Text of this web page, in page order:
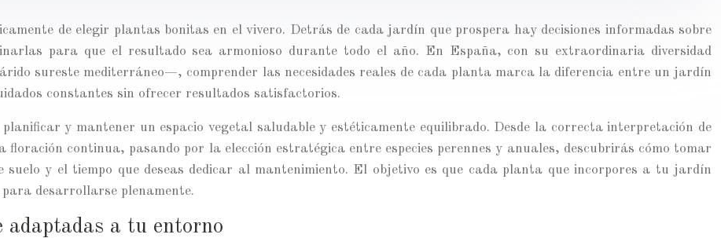
de elegir plantas bonitas en el vivero. Detrás de cada jardín que prospera hay decisiones informadas sobre
para que el resultado sea armonioso durante todo el año. En España, con su extraordinaria diversidad
sureste mediterráneo—, comprender las necesidades reales de cada planta marca la diferencia entre un jardín
constantes sin ofrecer resultados satisfactorios.
y mantener un espacio vegetal saludable y estéticamente equilibrado. Desde la correcta interpretación de
continua, pasando por la elección estratégica entre especies perennes y anuales, descubrirás cómo tomar
y el tiempo que deseas dedicar al mantenimiento. El objetivo es que cada planta que incorpores a tu jardín
desarrollarse plenamente.
adaptadas a tu entorno